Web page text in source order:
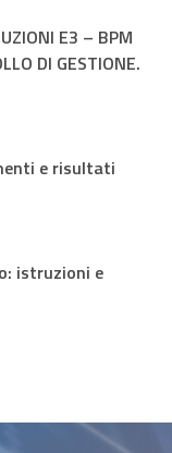
E3 – BPM
DI GESTIONE.
e risultati
istruzioni e